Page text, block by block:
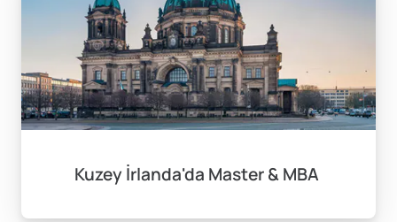
Kuzey İrlanda'da Master & MBA